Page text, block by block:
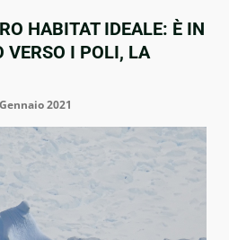
HABITAT IDEALE: È IN
VERSO I POLI, LA
2021